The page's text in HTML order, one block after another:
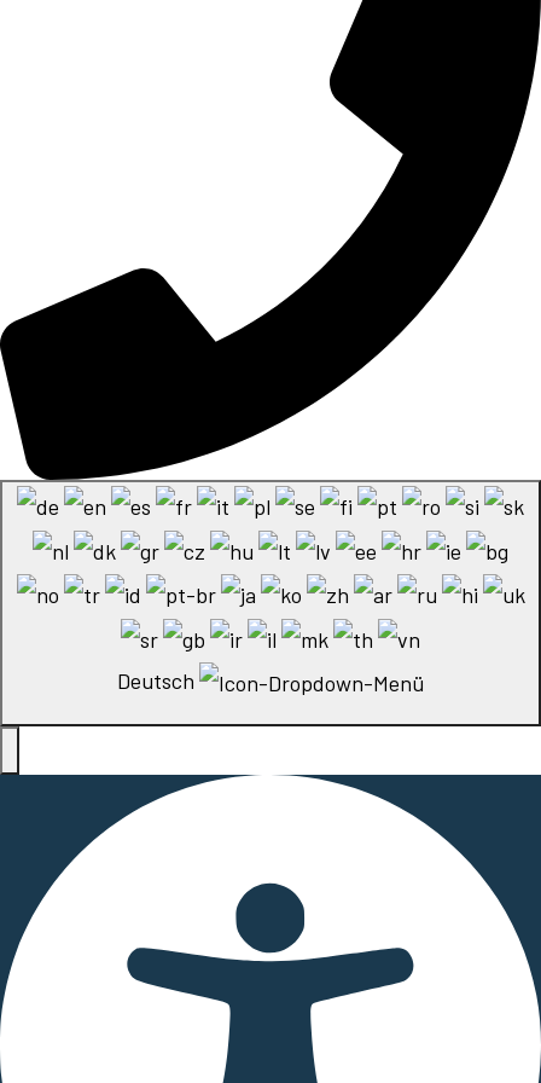
Deutsch